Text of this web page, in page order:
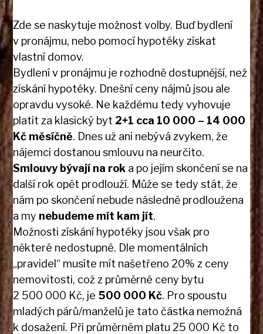
Zde se naskytuje možnost volby. Buď bydlení
v pronájmu, nebo pomocí hypotéky získat
vlastní domov.
Bydlení v pronájmu je rozhodně dostupnější, než
získání hypotéky. Dnešní ceny nájmů jsou ale
opravdu vysoké. Ne každému tedy vyhovuje
platit za klasický byt 2+1 cca 10 000 – 14 000
Kč měsíčně. Dnes už ani nebývá zvykem, že
nájemci dostanou smlouvu na neurčito.
Smlouvy bývají na rok a po jejím skončení se na
další rok opět prodlouží. Může se tedy stát, že
nám po skončení nebude následně prodloužena
a my nebudeme mít kam jít.
Možnosti získání hypotéky jsou však pro
některé nedostupné. Dle momentálních
„pravidel“ musíte mít našetřeno 20% z ceny
nemovitosti, což z průměrné ceny bytu
2 500 000 Kč, je 500 000 Kč. Pro spoustu
mladých párů/manželů je tato částka nemožná
k dosažení. Při průměrném platu 25 000 Kč to